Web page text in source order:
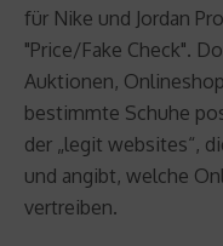
für Nike und Jordan
"Price/Fake Check".
Auktionen,
bestimmte Schuhe
der „legit websites“,
und angibt, welche
vertreiben.